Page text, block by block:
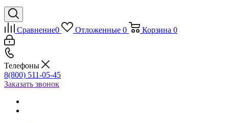
Сравнение0 Отложенные 0 Корзина 0
Телефоны
8(800) 511-05-45
Заказать звонок